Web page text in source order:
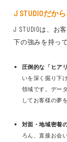
J STUDIOだか
J STUDIOは、お
下の強みを持っ
圧倒的な「ヒア
いを深く掘り下
領域です。デー
してお客様の夢
対面・地域密着
ろん、直接お会